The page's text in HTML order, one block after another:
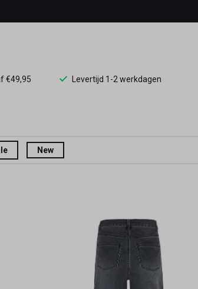
€49,95 Levertijd 1-2 werkdagen
New